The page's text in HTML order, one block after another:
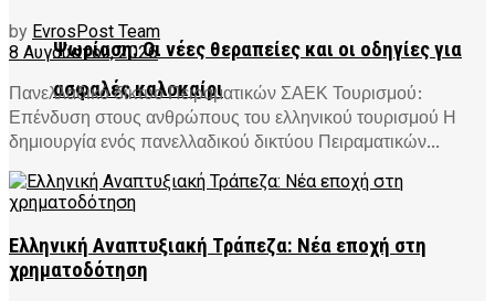
Ψωρίαση: Οι νέες θεραπείες και οι οδηγίες για
ασφαλές καλοκαίρι
by EvrosPost Team
8 Αυγούστου, 2026
Πανελλαδικό δίκτυο Πειραματικών ΣΑΕΚ Τουρισμού:
Επένδυση στους ανθρώπους του ελληνικού τουρισμού Η
δημιουργία ενός πανελλαδικού δικτύου Πειραματικών...
Ελληνική Αναπτυξιακή Τράπεζα: Νέα εποχή στη
χρηματοδότηση